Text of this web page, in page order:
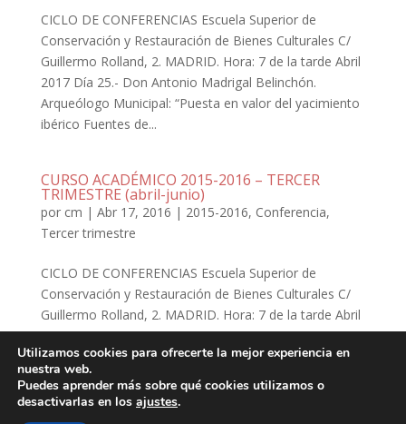
CICLO DE CONFERENCIAS Escuela Superior de
Conservación y Restauración de Bienes Culturales C/
Guillermo Rolland, 2. MADRID. Hora: 7 de la tarde Abril
2017 Día 25.- Don Antonio Madrigal Belinchón.
Arqueólogo Municipal: “Puesta en valor del yacimiento
ibérico Fuentes de...
CURSO ACADÉMICO 2015-2016 – TERCER
TRIMESTRE (abril-junio)
por cm | Abr 17, 2016 | 2015-2016, Conferencia,
Tercer trimestre
CICLO DE CONFERENCIAS Escuela Superior de
Conservación y Restauración de Bienes Culturales C/
Guillermo Rolland, 2. MADRID. Hora: 7 de la tarde Abril
2016 Día 05.- Dra. Isabel Baquedano Beltrán.
Conservadora Museo Arqueológico Regional de Alcalá
de Henares: “El lugar...
Utilizamos cookies para ofrecerte la mejor experiencia en
nuestra web.
Puedes aprender más sobre qué cookies utilizamos o
desactivarlas en los ajustes.